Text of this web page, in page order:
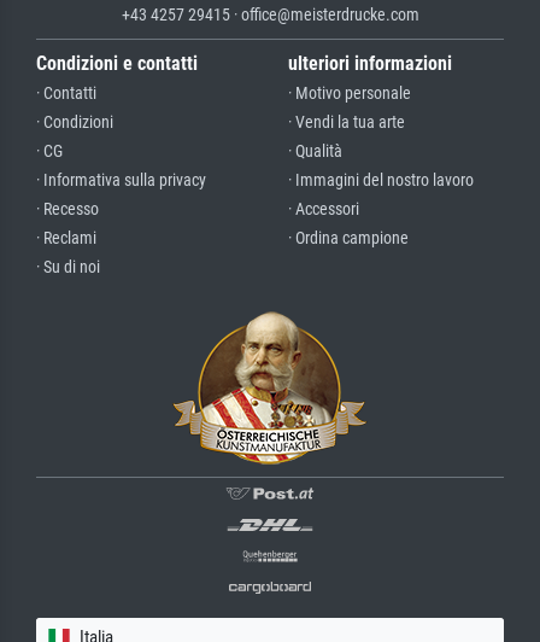
+43 4257 29415 · office@meisterdrucke.com
Condizioni e contatti
· Contatti
· Condizioni
· CG
· Informativa sulla privacy
· Recesso
· Reclami
· Su di noi
ulteriori informazioni
· Motivo personale
· Vendi la tua arte
· Qualità
· Immagini del nostro lavoro
· Accessori
· Ordina campione
Italia